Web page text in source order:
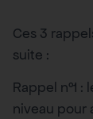
Ces 3
suite :
Rappel n°1
niveau pour